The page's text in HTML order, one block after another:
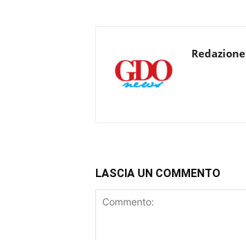
Redazione
LASCIA UN COMMENTO